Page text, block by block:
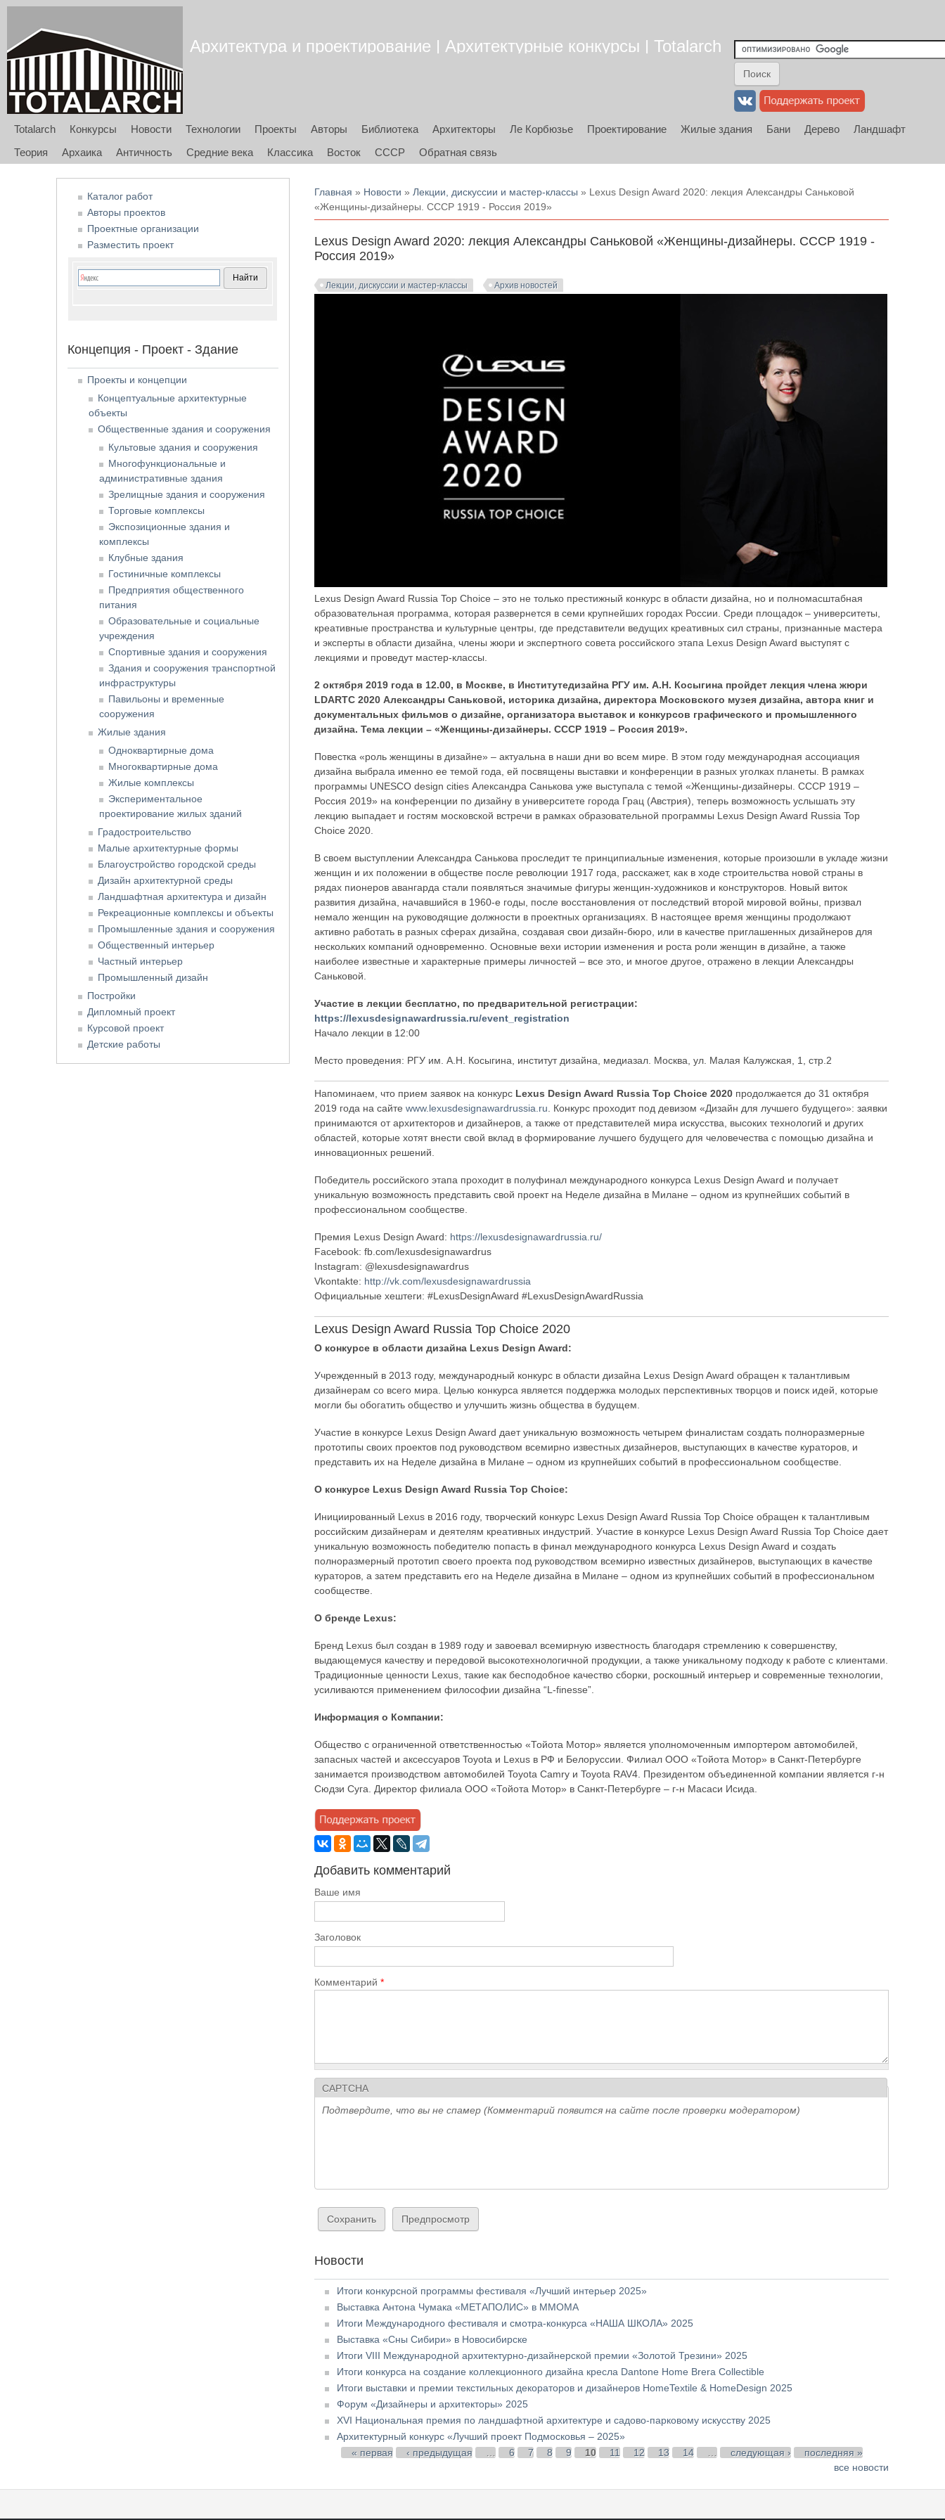
Архитектура и проектирование | Архитектурные конкурсы | Totalarch
Totalarch Конкурсы Новости Технологии Проекты Авторы Библиотека Архитекторы Ле Корбюзье Проектирование Жилые здания Бани Дерево
Ландшафт
Теория
Архаика Античность Средние века Классика Восток СССР Обратная связь
Вы здесь
Главная » Новости » Лекции, дискуссии и мастер-классы » Lexus Design Award 2020: лекция Александры Саньковой
«Женщины-дизайнеры. СССР 1919 - Россия 2019»
Lexus Design Award 2020: лекция Александры Саньковой «Женщины-дизайнеры. СССР 1919 -
Россия 2019»
Лекции, дискуссии и мастер-классы Архив новостей
Lexus Design Award Russia Top Choice – это не только престижный конкурс в области дизайна, но и полномасштабная
образовательная программа, которая развернется в семи крупнейших городах России. Среди площадок – университеты,
креативные пространства и культурные центры, где представители ведущих креативных сил страны, признанные мастера
и эксперты в области дизайна, члены жюри и экспертного совета российского этапа Lexus Design Award выступят с
лекциями и проведут мастер-классы.
2 октября 2019 года в 12.00, в Москве, в Институтедизайна РГУ им. А.Н. Косыгина пройдет лекция члена жюри
LDARTC 2020 Александры Саньковой, историка дизайна, директора Московского музея дизайна, автора книг и
документальных фильмов о дизайне, организатора выставок и конкурсов графического и промышленного
дизайна. Тема лекции – «Женщины-дизайнеры. СССР 1919 – Россия 2019».
Повестка «роль женщины в дизайне» – актуальна в наши дни во всем мире. В этом году международная ассоциация
дизайна выбрала именно ее темой года, ей посвящены выставки и конференции в разных уголках планеты. В рамках
программы UNESCO design cities Александра Санькова уже выступала с темой «Женщины-дизайнеры. СССР 1919 –
Россия 2019» на конференции по дизайну в университете города Грац (Австрия), теперь возможность услышать эту
лекцию выпадает и гостям московской встречи в рамках образовательной программы Lexus Design Award Russia Top
Choice 2020.
В своем выступлении Александра Санькова проследит те принципиальные изменения, которые произошли в укладе жизни
женщин и их положении в обществе после революции 1917 года, расскажет, как в ходе строительства новой страны в
рядах пионеров авангарда стали появляться значимые фигуры женщин-художников и конструкторов. Новый виток
развития дизайна, начавшийся в 1960-е годы, после восстановления от последствий второй мировой войны, призвал
немало женщин на руководящие должности в проектных организациях. В настоящее время женщины продолжают
активно работать в разных сферах дизайна, создавая свои дизайн-бюро, или в качестве приглашенных дизайнеров для
нескольких компаний одновременно. Основные вехи истории изменения и роста роли женщин в дизайне, а также
наиболее известные и характерные примеры личностей – все это, и многое другое, отражено в лекции Александры
Саньковой.
Участие в лекции бесплатно, по предварительной регистрации:
https://lexusdesignawardrussia.ru/event_registration
Начало лекции в 12:00
Место проведения: РГУ им. А.Н. Косыгина, институт дизайна, медиазал. Москва, ул. Малая Калужская, 1, стр.2
Напоминаем, что прием заявок на конкурс Lexus Design Award Russia Top Choice 2020 продолжается до 31 октября
2019 года на сайтеwww.lexusdesignawardrussia.ru . Конкурс проходит под девизом «Дизайн для лучшего будущего»: заявки
принимаются от архитекторов и дизайнеров, а также от представителей мира искусства, высоких технологий и других
областей, которые хотят внести свой вклад в формирование лучшего будущего для человечества с помощью дизайна и
инновационных решений.
Победитель российского этапа проходит в полуфинал международного конкурса Lexus Design Award и получает
уникальную возможность представить свой проект на Неделе дизайна в Милане – одном из крупнейших событий в
профессиональном сообществе.
Премия Lexus Design Award: https://lexusdesignawardrussia.ru/
Facebook: fb.com/lexusdesignawardrus
Instagram: @lexusdesignawardrus
Vkontakte: http://vk.com/lexusdesignawardrussia
Официальные хештеги: #LexusDesignAward #LexusDesignAwardRussia
Lexus Design Award Russia Top Choice 2020
О конкурсе в области дизайна Lexus Design Award:
Учрежденный в 2013 году, международный конкурс в области дизайна Lexus Design Award обращен к талантливым
дизайнерам со всего мира. Целью конкурса является поддержка молодых перспективных творцов и поиск идей, которые
могли бы обогатить общество и улучшить жизнь общества в будущем.
Участие в конкурсе Lexus Design Award дает уникальную возможность четырем финалистам создать полноразмерные
прототипы своих проектов под руководством всемирно известных дизайнеров, выступающих в качестве кураторов, и
представить их на Неделе дизайна в Милане – одном из крупнейших событий в профессиональном сообществе.
О конкурсе Lexus Design Award Russia Top Choice:
Инициированный Lexus в 2016 году, творческий конкурс Lexus Design Award Russia Top Choice обращен к талантливым
российским дизайнерам и деятелям креативных индустрий. Участие в конкурсе Lexus Design Award Russia Top Choice дает
уникальную возможность победителю попасть в финал международного конкурса Lexus Design Award и создать
полноразмерный прототип своего проекта под руководством всемирно известных дизайнеров, выступающих в качестве
кураторов, а затем представить его на Неделе дизайна в Милане – одном из крупнейших событий в профессиональном
сообществе.
О бренде Lexus:
Бренд Lexus был создан в 1989 году и завоевал всемирную известность благодаря стремлению к совершенству,
выдающемуся качеству и передовой высокотехнологичной продукции, а также уникальному подходу к работе с клиентами.
Традиционные ценности Lexus, такие как бесподобное качество сборки, роскошный интерьер и современные технологии,
усиливаются применением философии дизайна “L-finesse”.
Информация о Компании:
Общество с ограниченной ответственностью «Тойота Мотор» является уполномоченным импортером автомобилей,
запасных частей и аксессуаров Toyota и Lexus в РФ и Белоруссии. Филиал ООО «Тойота Мотор» в Санкт-Петербурге
занимается производством автомобилей Toyota Camry и Toyota RAV4. Президентом объединенной компании является г-н
Сюдзи Суга. Директор филиала ООО «Тойота Мотор» в Санкт-Петербурге – г-н Масаси Исида.
Добавить комментарий
Ваше имя
Заголовок
Комментарий*
CAPTCHA
Подтвердите, что вы не спамер (Комментарий появится на сайте после проверки модератором)
Новости
Итоги конкурсной программы фестиваля «Лучший интерьер 2025»
Выставка Антона Чумака «МЕТАПОЛИС» в ММОМА
Итоги Международного фестиваля и смотра-конкурса «НАША ШКОЛА» 2025
Выставка «Сны Сибири» в Новосибирске
Итоги VIII Международной архитектурно-дизайнерской премии «Золотой Трезини» 2025
Итоги конкурса на создание коллекционного дизайна кресла Dantone Home Brera Collectible
Итоги выставки и премии текстильных декораторов и дизайнеров HomeTextile & HomeDesign 2025
Форум «Дизайнеры и архитекторы» 2025
XVI Национальная премия по ландшафтной архитектуре и садово-парковому искусству 2025
Архитектурный конкурс «Лучший проект Подмосковья – 2025»
Страницы« первая ‹ предыдущая 6 7 8 9 10 11 12 13 14 следующая ›
последняя »
все новости
Каталог работ
Авторы проектов
Проектные организации
Разместить проект
Концепция - Проект - Здание
Проекты и концепции
Концептуальные архитектурные
объекты
Общественные здания и сооружения
Культовые здания и сооружения
Многофункциональные и
административные здания
Зрелищные здания и сооружения
Торговые комплексы
Экспозиционные здания и
комплексы
Клубные здания
Гостиничные комплексы
Предприятия общественного
питания
Образовательные и социальные
учреждения
Спортивные здания и сооружения
Здания и сооружения транспортной
инфраструктуры
Павильоны и временные
сооружения
Жилые здания
Одноквартирные дома
Многоквартирные дома
Жилые комплексы
Экспериментальное
проектирование жилых зданий
Градостроительство
Малые архитектурные формы
Благоустройство городской среды
Дизайн архитектурной среды
Ландшафтная архитектура и дизайн
Рекреационные комплексы и объекты
Промышленные здания и сооружения
Общественный интерьер
Частный интерьер
Промышленный дизайн
Постройки
Дипломный проект
Курсовой проект
Детские работы